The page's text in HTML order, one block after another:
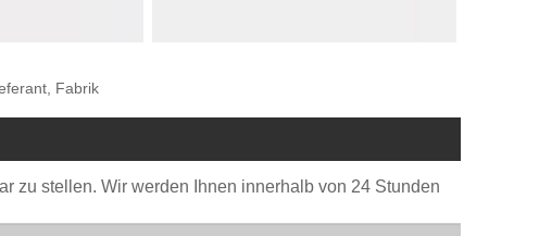
Fabrik
zu stellen. Wir werden Ihnen innerhalb von 24 Stunden